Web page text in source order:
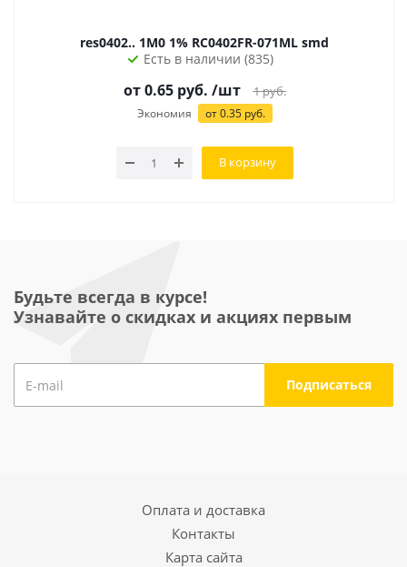
res0402.. 1M0 1% RC0402FR-071ML smd
Есть в наличии (835)
от0.65руб. /шт 1руб.
Экономия от0.35руб.
В корзину
Будьте всегда в курсе!
Узнавайте о скидках и акциях первым
Оплата и доставка
Контакты
Карта сайта